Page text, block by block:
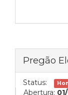
Pregão
Status:
Abertura: